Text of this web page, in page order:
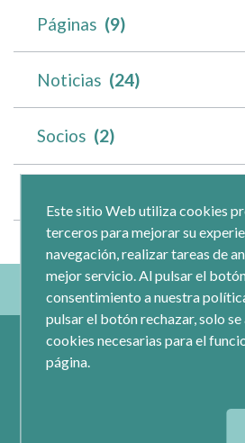
Páginas (9)
Noticias (24)
Socios (2)
Este sitio Web utiliza cookies
terceros para mejorar su
navegación, realizar tareas de
mejor servicio. Al pulsar el
consentimiento a nuestra
pulsar el botón rechazar, solo se
cookies necesarias para el
página.